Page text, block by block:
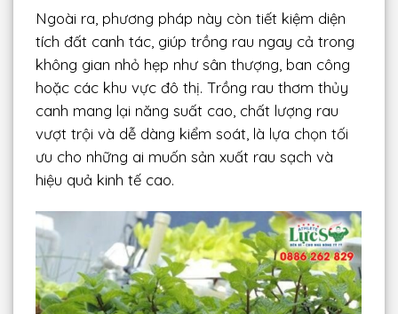
Ngoài ra, phương pháp này còn tiết kiệm diện
tích đất canh tác, giúp trồng rau ngay cả trong
không gian nhỏ hẹp như sân thượng, ban công
hoặc các khu vực đô thị. Trồng rau thơm thủy
canh mang lại năng suất cao, chất lượng rau
vượt trội và dễ dàng kiểm soát, là lựa chọn tối
ưu cho những ai muốn sản xuất rau sạch và
hiệu quả kinh tế cao.